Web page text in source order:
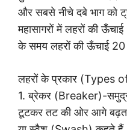
और सबसे नीचे दबे भाग को
महासागरों में लहरों की
के समय लहरों की ऊँचाई 20
लहरों के प्रकार (Types
1. ब्रेकर (Breaker)-
टूटकर तट की ओर आगे